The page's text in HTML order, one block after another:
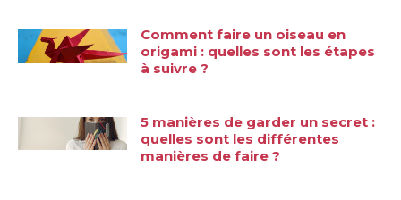
Comment faire un oiseau en
origami : quelles sont les étapes
à suivre ?
5 manières de garder un secret :
quelles sont les différentes
manières de faire ?